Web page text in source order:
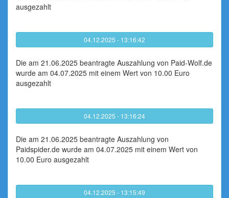
ausgezahlt
04.12.2025 - 13:16:42
Die am 21.06.2025 beantragte Auszahlung von Paid-Wolf.de
wurde am 04.07.2025 mit einem Wert von 10.00 Euro
ausgezahlt
04.12.2025 - 13:16:24
Die am 21.06.2025 beantragte Auszahlung von
Paidspider.de wurde am 04.07.2025 mit einem Wert von
10.00 Euro ausgezahlt
04.12.2025 - 13:15:49